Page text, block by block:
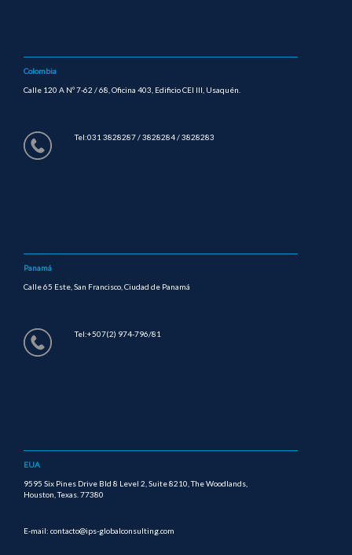
Colombia
Calle 120 A Nº 7-62 / 68, Oficina 403, Edificio CEI III, Usaquén.
Tel:031 3828287 / 3828284 / 3828283
Panamá
Calle 65 Este, San Francisco, Ciudad de Panamá
Tel:+507(2) 974-796/81
EUA
9595 Six Pines Drive Bld 8 Level 2, Suite 8210, The Woodlands,
Houston, Texas. 77380
E-mail: contacto@ips-globalconsulting.com